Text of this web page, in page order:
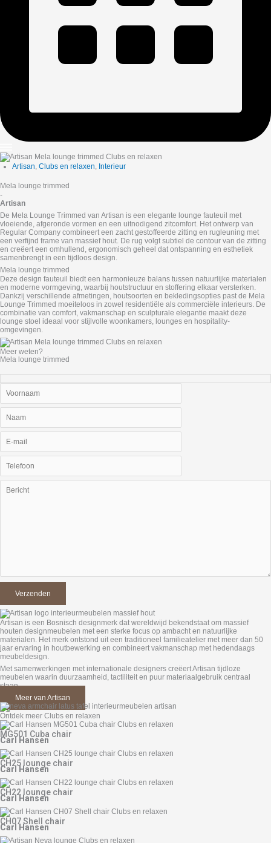
Artisan, Clubs en relaxen, Interieur
Mela lounge trimmed
-
Artisan
De Mela Lounge Trimmed van Artisan is een elegante lounge fauteuil met
vloeiende, afgeronde vormen en een uitnodigend zitcomfort. Het ontwerp van
Regular Company combineert een zacht gestoffeerde zitting en rugleuning met
een verfijnd frame van massief hout. De rug volgt subtiel de contour van de zitting
en creëert een omhullend, ergonomisch geheel dat ontspanning en esthetiek
samenbrengt in een tijdloos design.
Mela lounge trimmed
Deze design fauteuil biedt een harmonieuze balans tussen natuurlijke materialen
en moderne vormgeving, waarbij houtstructuur en stoffering elkaar versterken.
Dankzij verschillende afmetingen, houtsoorten en bekledingsopties past de Mela
Lounge Trimmed moeiteloos in zowel residentiële als commerciële interieurs. De
combinatie van comfort, vakmanschap en sculpturale elegantie maakt deze
lounge stoel ideaal voor stijlvolle woonkamers, lounges en hospitality-
omgevingen.
Meer weten?
Mela lounge trimmed
Artisan is een Bosnisch designmerk dat wereldwijd bekendstaat om massief
houten designmeubelen met een sterke focus op ambacht en natuurlijke
materialen. Het merk ontstond uit een traditioneel familieatelier met meer dan 50
jaar ervaring in houtbewerking en combineert vakmanschap met hedendaags
meubeldesign.
Met samenwerkingen met internationale designers creëert Artisan tijdloze
meubelen waarin duurzaamheid, tactiliteit en puur materiaalgebruik centraal
staan.
Meer van Artisan
Ontdek meer Clubs en relaxen
MG501 Cuba chair
Carl Hansen
CH25 lounge chair
Carl Hansen
CH22 lounge chair
Carl Hansen
CH07 Shell chair
Carl Hansen